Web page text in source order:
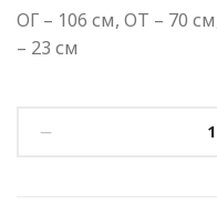
ОГ – 106 см, ОТ – 70
– 23 см